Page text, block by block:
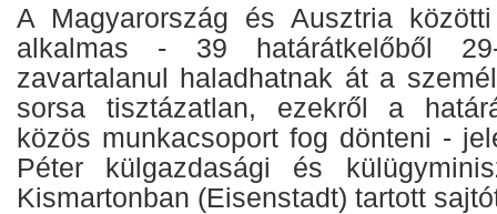
A Magyarország és Ausztria
alkalmas - 39 határátkelőből
zavartalanul haladhatnak át a
sorsa tisztázatlan, ezekről a
közös munkacsoport fog dönteni -
Péter külgazdasági és
Kismartonban (Eisenstadt) tartott